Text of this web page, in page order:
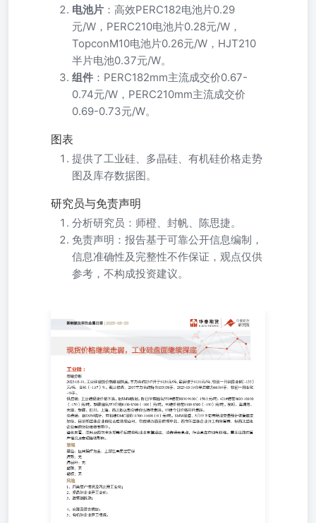
电池片 ：高效PERC182电池片0.29
元/W，PERC210电池片0.28元/W，
TopconM10电池片0.26元/W，HJT210
半片电池0.37元/W。
组件 ：PERC182mm主流成交价0.67-
0.74元/W，PERC210mm主流成交价
0.69-0.73元/W。
图表
提供了工业硅、多晶硅、有机硅价格走势
图及库存数据图。
研究员与免责声明
分析研究员：师橙、封帆、陈思捷。
免责声明：报告基于可靠公开信息编制，
信息准确性及完整性不作保证，观点仅供
参考，不构成投资建议。
2025年期货市场研究报告请仔细阅读本报告最后一页的免责
18Xmm硅片0.94（0.00）元/片，N型210mm价格1.28（-0.02
片。电池片方面：高效PERC182电池片价格0.29(0.00)元/W;
右；TopconM10电池片价格0.26(0.00)元/W左右；Topcon
池片0.26(0.00)元/W。HJT210半片电池0.37(0.00)元/W。组件
0.74（0.00）元/W，PERC210mm主流成交价0.69-0.73（
0.69（0.00）元/W，N型210mm主流成交价格0.69-0.70（
极少，下游消耗库存为主，近月合约以仍交易交割博弈，远
只有90手（270吨）。策略单边：区间操作为主跨期：无跨
自律对上下游开工影响，2、期货上市对现货市场带动，3、
2025年期货市场研究报告图表图1：通氧553#价格走势丨单位
吨
价格走势丨单位：元/
吨